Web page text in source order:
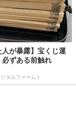
人が暴露】宝くじ運
必ずある前触れ
タルファーム )